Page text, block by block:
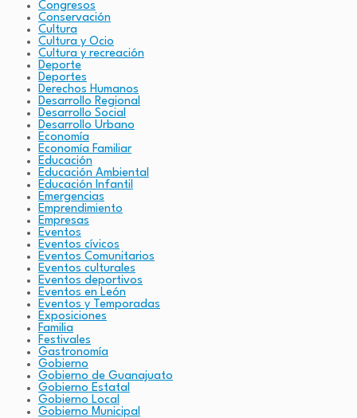
Congresos
Conservación
Cultura
Cultura y Ocio
Cultura y recreación
Deporte
Deportes
Derechos Humanos
Desarrollo Regional
Desarrollo Social
Desarrollo Urbano
Economía
Economía Familiar
Educación
Educación Ambiental
Educación Infantil
Emergencias
Emprendimiento
Empresas
Eventos
Eventos cívicos
Eventos Comunitarios
Eventos culturales
Eventos deportivos
Eventos en León
Eventos y Temporadas
Exposiciones
Familia
Festivales
Gastronomía
Gobierno
Gobierno de Guanajuato
Gobierno Estatal
Gobierno Local
Gobierno Municipal